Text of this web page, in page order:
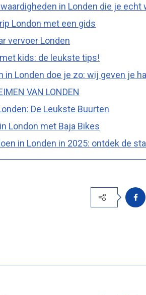
in Londen die je echt
London met een gids
vervoer Londen
kids: de leukste tips!
in Londen doe je zo: wij geven je
VAN LONDEN
De Leukste Buurten
London met Baja Bikes
in Londen in 2025: ontdek de